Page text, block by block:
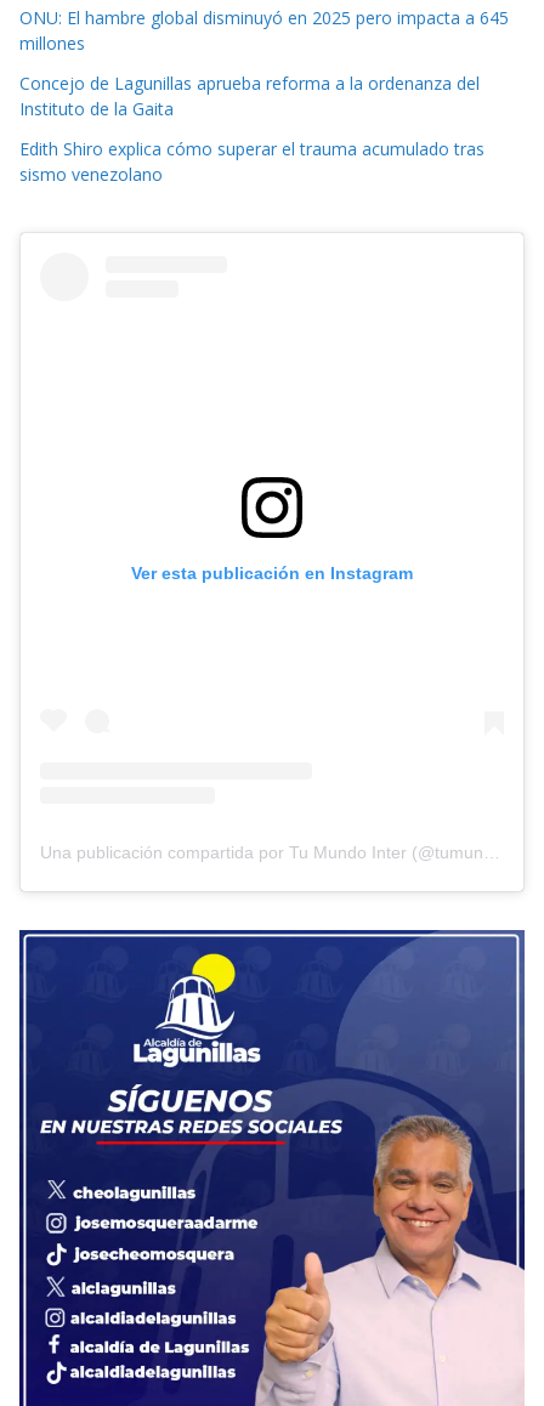
ONU: El hambre global disminuyó en 2025 pero impacta a 645
millones
Concejo de Lagunillas aprueba reforma a la ordenanza del
Instituto de la Gaita
Edith Shiro explica cómo superar el trauma acumulado tras
sismo venezolano
Ver esta publicación en Instagram
Una publicación compartida por Tu Mundo Inter (@tumundointer)